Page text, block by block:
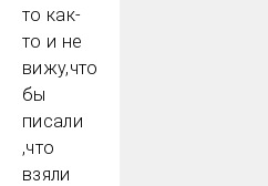
то как-
то и не
вижу,что
бы
писали
,что
взяли